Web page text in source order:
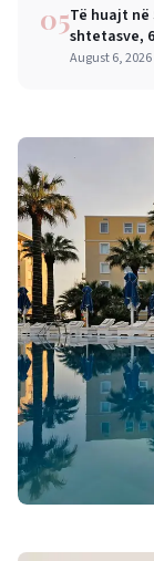
05Të huajt
shtetasve,
August 6, 2026